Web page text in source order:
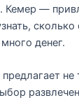
Кемер —
денег.